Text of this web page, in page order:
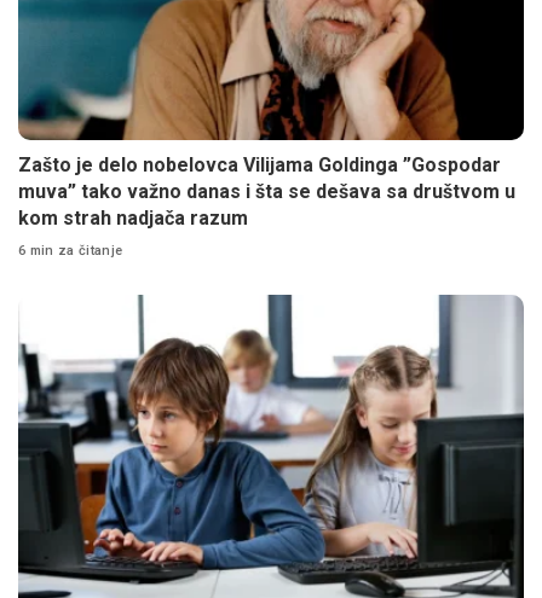
Zašto je delo nobelovca Vilijama Goldinga ”Gospodar
muva” tako važno danas i šta se dešava sa društvom u
kom strah nadjača razum
6 min za čitanje